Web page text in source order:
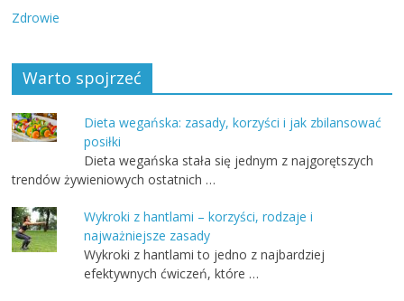
Zdrowie
Warto spojrzeć
Dieta wegańska: zasady, korzyści i jak zbilansować
posiłki
Dieta wegańska stała się jednym z najgorętszych
trendów żywieniowych ostatnich …
Wykroki z hantlami – korzyści, rodzaje i
najważniejsze zasady
Wykroki z hantlami to jedno z najbardziej
efektywnych ćwiczeń, które …